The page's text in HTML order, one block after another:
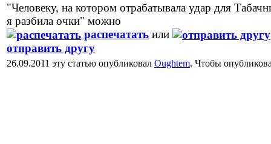
"Человеку, на котором отрабатывала удар для
я разбила очки" можно
распечатать или
отправить другу
26.09.2011 эту статью опубликовал Oughtem. Чтобы